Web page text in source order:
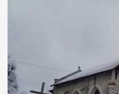
течение 1921 - 1922 годов (по
Недавно храм окрашен в
голубой и желтый цвет. Костел